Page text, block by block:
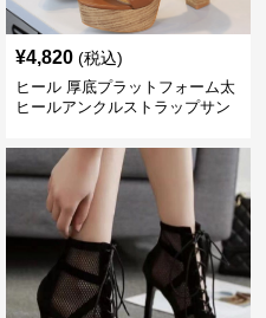
¥4,820 (税込)
ヒール 厚底プラットフォーム太
ヒールアンクルストラップサン